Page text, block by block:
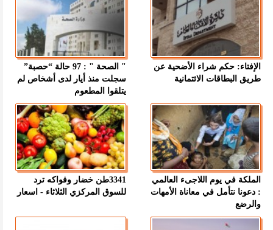
الإفتاء: حكم شراء الأضحية عن
طريق البطاقات الائتمانية
" الصحة " : 97 حالة “حصبة”
سجلت منذ أيار لدى أشخاص لم
يتلقوا المطعوم
الملكة في يوم اللاجىء العالمي
: دعونا نتأمل في معاناة الأمهات
والرضع
3341طن خضار وفواكه ترد
للسوق المركزي الثلاثاء - اسعار